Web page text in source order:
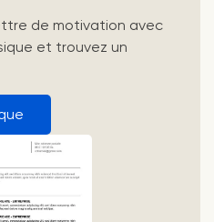
de motivation avec
et trouvez un